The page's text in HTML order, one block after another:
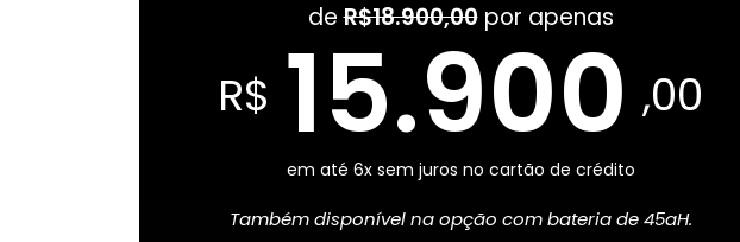
deR$18.900,00por apenas
R$ 15.900 ,00
em até 6x sem juros no cartão de crédito
Também disponível na opção com bateria de 45aH.